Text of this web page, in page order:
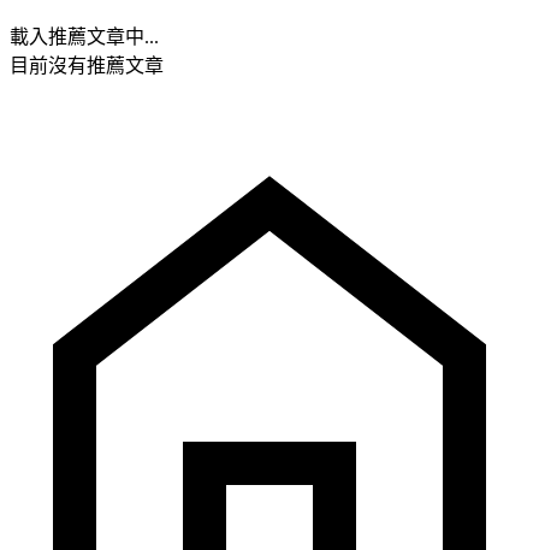
載入推薦文章中...
目前沒有推薦文章